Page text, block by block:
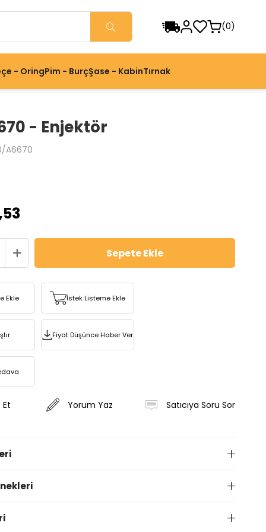
0
- OringPim - BurçŞase - KabinTırnak
- Enjektör
A6670
Ekle İstek Listeme Ekle
Fiyat Düşünce Haber Ver
Yorum Yaz Satıcıya Soru Sor